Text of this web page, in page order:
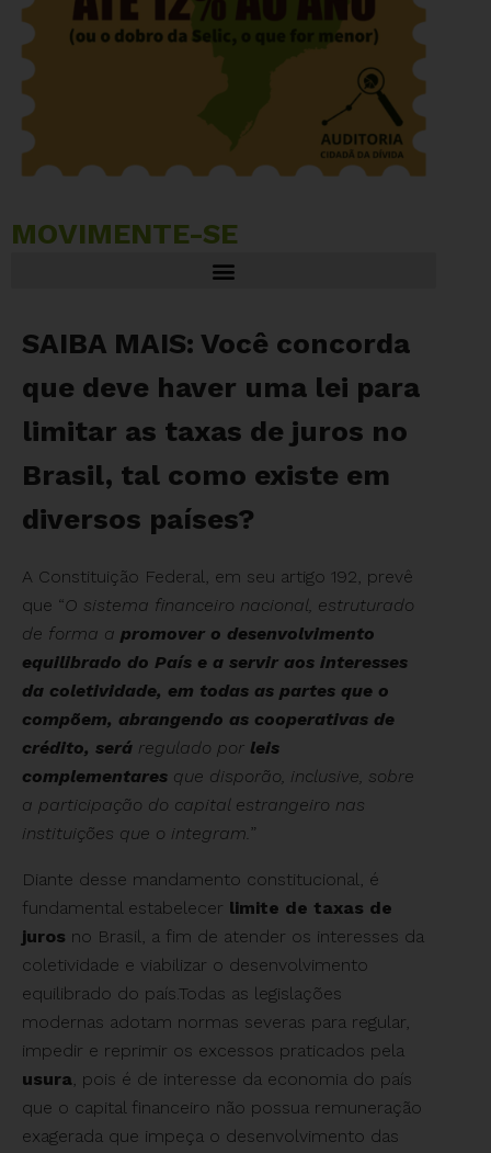
MOVIMENTE-SE
SAIBA MAIS: Você concorda
que deve haver uma lei para
limitar as taxas de juros no
Brasil, tal como existe em
diversos países?
A Constituição Federal, em seu artigo 192, prevê
que “O sistema financeiro nacional, estruturado
de forma a promover o desenvolvimento
equilibrado do País e a servir aos interesses
da coletividade, em todas as partes que o
compõem, abrangendo as cooperativas de
crédito, será regulado por leis
complementares que disporão, inclusive, sobre
a participação do capital estrangeiro nas
instituições que o integram. ”
Diante desse mandamento constitucional, é
fundamental estabelecer limite de taxas de
juros no Brasil, a fim de atender os interesses da
coletividade e viabilizar o desenvolvimento
equilibrado do país.Todas as legislações
modernas adotam normas severas para regular,
impedir e reprimir os excessos praticados pela
usura, pois é de interesse da economia do país
que o capital financeiro não possua remuneração
exagerada que impeça o desenvolvimento das